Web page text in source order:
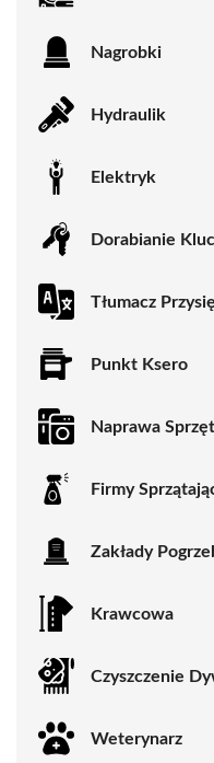
Nagrobki
Hydraulik
Elektryk
Dorabianie
Tłumacz
Punkt Ksero
Naprawa
Firmy
Zakłady
Krawcowa
Czyszczenie
Weterynarz